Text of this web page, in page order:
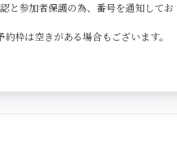
と参加者保護の為、番号を通知してお
枠は空きがある場合もございます。